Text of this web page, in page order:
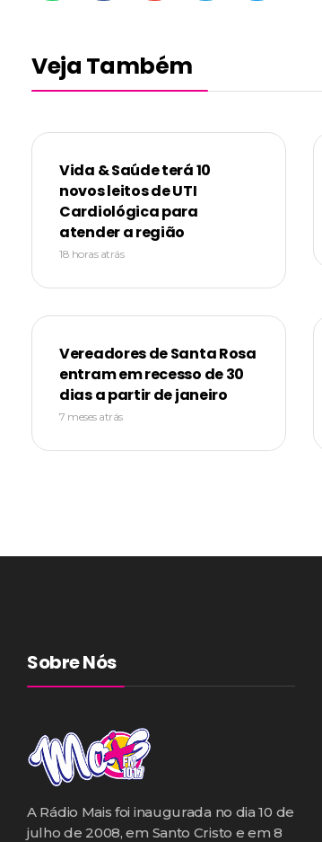
Veja Também
Vida & Saúde terá 10
novos leitos de UTI
Cardiológica para
atender a região
18 horas atrás
Vereadores de Santa Rosa
entram em recesso de 30
dias a partir de janeiro
7 meses atrás
Sobre Nós
A Rádio Mais foi inaugurada no dia 10 de
julho de 2008, em Santo Cristo e em 8